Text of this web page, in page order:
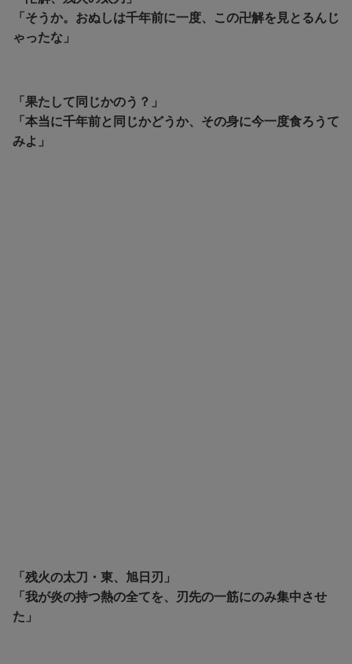
「そうか。おぬしは千年前に一度、この卍解を見とるんじ
ゃったな」
「果たして同じかのう？」
「本当に千年前と同じかどうか、その身に今一度食ろうて
みよ」
「残火の太刀・東、旭日刃」
「我が炎の持つ熱の全てを、刃先の一筋にのみ集中させ
た」